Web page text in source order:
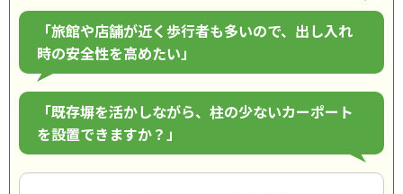
「旅館や店舗が近く歩行者も多いので、出し入れ
時の安全性を高めたい」
「既存塀を活かしながら、柱の少ないカーポート
を設置できますか？」